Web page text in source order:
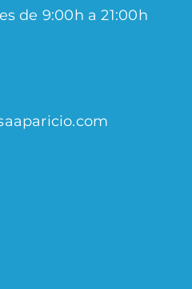
de 9:00h a 21:00h